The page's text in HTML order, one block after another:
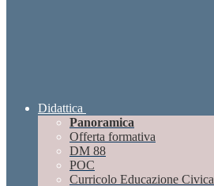
Didattica
Panoramica
Offerta formativa
DM 88
POC
Curricolo Educazione Civica